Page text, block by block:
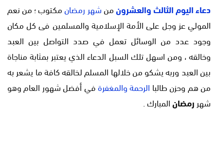
دعاء اليوم الثالث والعشرونمنشهر رمضانمكتوب ؛ من نعم
المولي عز وجل على الأمة الإسلامية والمسلمين فى كل مكان
وجود عدد من الوسائل تعمل في صدد التواصل بين العبد
وخالقه ، ومن اسهل تلك السبل الدعاء الذي يعتبر بمثابة مناجاة
بين العبد وربه يشكو من خلالها المسلم لخالقه كافة ما يشعر به
من هم وحزن طالبا الرحمة والمغفرةفي أفضل شهور العام وهو
شهر رمضانالمبارك .